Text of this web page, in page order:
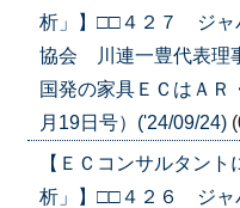
析」】□□４２７ ジャ
協会 川連一豊代表
国発の家具ＥＣはＡＲ
月19日号）('24/09/24)
【ＥＣコンサルタン
析」】□□４２６ ジャ